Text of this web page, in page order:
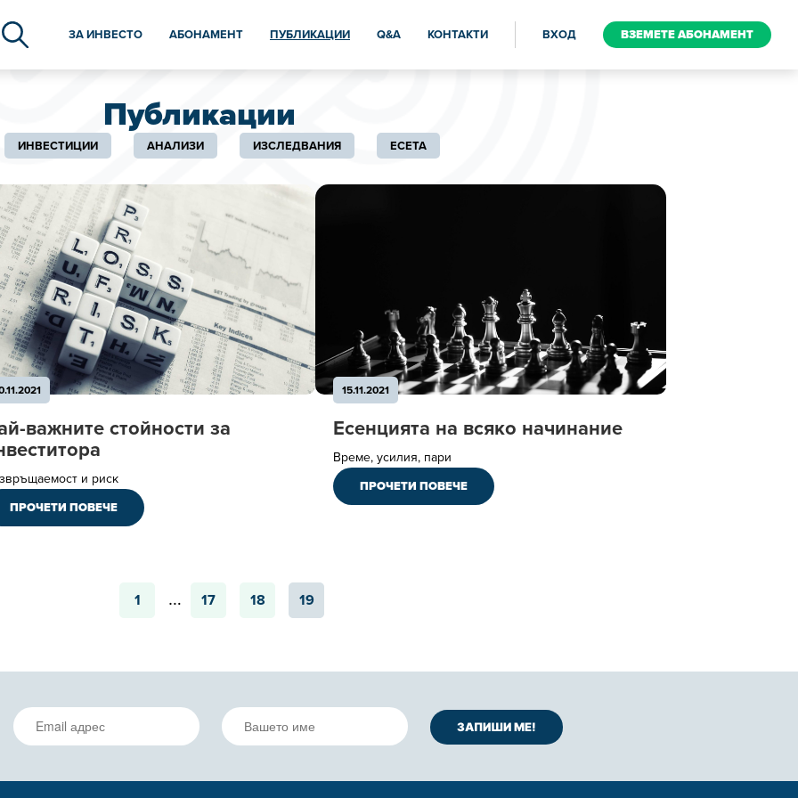
ЗА ИНВЕСТО АБОНАМЕНТ ПУБЛИКАЦИИ Q&A КОНТАКТИ ВХОД ВЗЕМЕТЕ АБОНАМЕНТ
Публикации
ИНВЕСТИЦИИ АНАЛИЗИ ИЗСЛЕДВАНИЯ ЕСЕТА
важните стойности за
и риск
ПРОЧЕТИ ПОВЕЧЕ
15.11.2021
Есенцията на всяко начинание
Време, усилия, пари
ПРОЧЕТИ ПОВЕЧЕ
1 … 17 18 19